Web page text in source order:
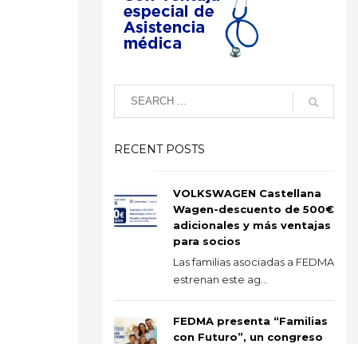
RECENT POSTS
VOLKSWAGEN Castellana
Wagen-descuento de 500€
adicionales y más ventajas
para socios
Las familias asociadas a FEDMA
estrenan este ag...
FEDMA presenta “Familias
con Futuro”, un congreso